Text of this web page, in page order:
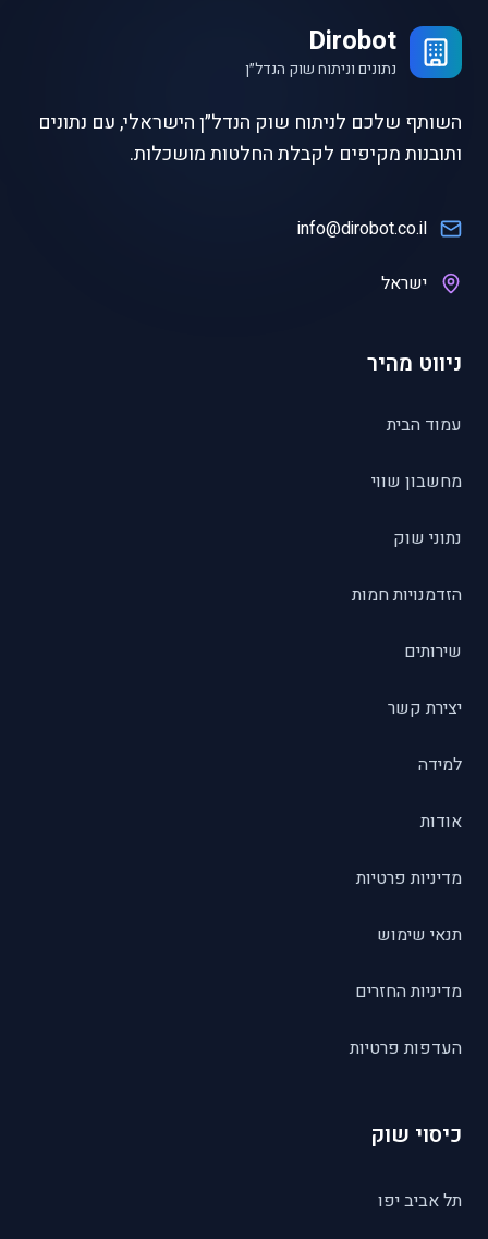
Dirobot
נתונים וניתוח שוק הנדל״ן
השותף שלכם לניתוח שוק הנדל״ן הישראלי, עם נתונים
ותובנות מקיפים לקבלת החלטות מושכלות.
info@dirobot.co.il
ישראל
ניווט מהיר
עמוד הבית
מחשבון שווי
נתוני שוק
הזדמנויות חמות
שירותים
יצירת קשר
למידה
אודות
מדיניות פרטיות
תנאי שימוש
מדיניות החזרים
העדפות פרטיות
כיסוי שוק
תל אביב יפו